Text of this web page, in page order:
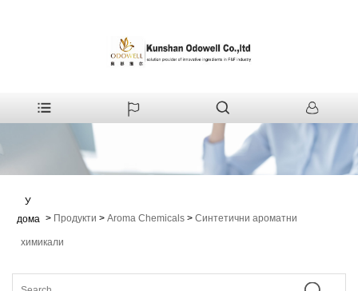
У
дома > Продукти > Aroma Chemicals > Синтетични ароматни
химикали